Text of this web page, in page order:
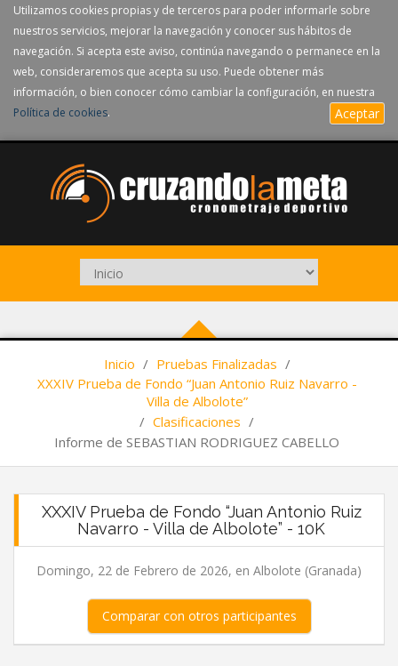
Utilizamos cookies propias y de terceros para poder informarle sobre
nuestros servicios, mejorar la navegación y conocer sus hábitos de
navegación. Si acepta este aviso, continúa navegando o permanece en la
web, consideraremos que acepta su uso. Puede obtener más
información, o bien conocer cómo cambiar la configuración, en nuestra
Política de cookies. Aceptar
Inicio / Pruebas Finalizadas /
XXXIV Prueba de Fondo “Juan Antonio Ruiz Navarro -
Villa de Albolote”
/ Clasificaciones /
Informe de SEBASTIAN RODRIGUEZ CABELLO
XXXIV Prueba de Fondo “Juan Antonio Ruiz
Navarro - Villa de Albolote” - 10K
Domingo, 22 de Febrero de 2026, en Albolote (Granada)
Comparar con otros participantes